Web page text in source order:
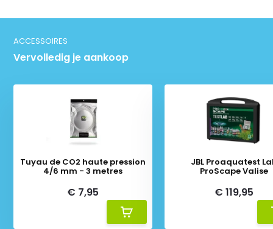
ACCESSOIRES
Vervolledig je aankoop
Tuyau de CO2 haute pression
4/6 mm - 3 metres
€ 7,95
JBL Proaquatest
ProScape Valise
€ 119,95